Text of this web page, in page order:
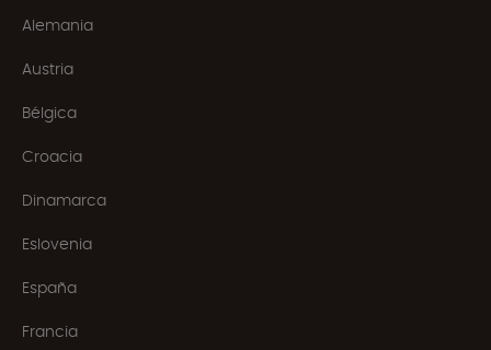
Alemania
Austria
Bélgica
Croacia
Dinamarca
Eslovenia
España
Francia